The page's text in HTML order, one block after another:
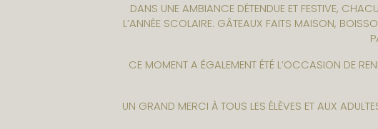
DANS UNE AMBIANCE DÉTENDUE ET FESTIVE,
L’ANNÉE SCOLAIRE. GÂTEAUX FAITS MAISON,
CE MOMENT A ÉGALEMENT ÉTÉ L’OCCASION DE
UN GRAND MERCI À TOUS LES ÉLÈVES ET AUX